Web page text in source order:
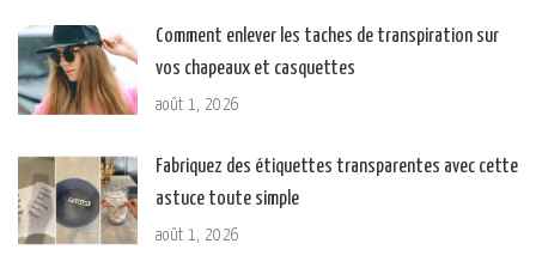
Comment enlever les taches de transpiration sur
vos chapeaux et casquettes
août 1, 2026
Fabriquez des étiquettes transparentes avec cette
astuce toute simple
août 1, 2026